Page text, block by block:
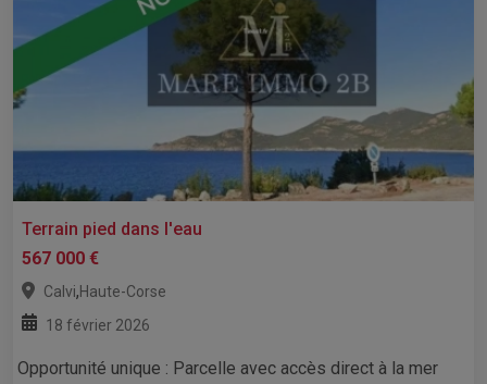
Terrain pied dans l'eau
567 000 €
Calvi,Haute-Corse
18 février 2026
Opportunité unique : Parcelle avec accès direct à la mer